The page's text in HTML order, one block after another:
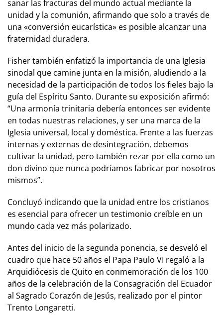
sanar las fracturas del mundo actual mediante la
unidad y la comunión, afirmando que solo a través de
una «conversión eucarística» es posible alcanzar una
fraternidad duradera.
Fisher también enfatizó la importancia de una Iglesia
sinodal que camine junta en la misión, aludiendo a la
necesidad de la participación de todos los fieles bajo la
guía del Espíritu Santo. Durante su exposición afirmó:
“Una armonía trinitaria debería entonces ser evidente
en todas nuestras relaciones, y ser una marca de la
Iglesia universal, local y doméstica. Frente a las fuerzas
internas y externas de desintegración, debemos
cultivar la unidad, pero también rezar por ella como un
don divino que nunca podríamos fabricar por nosotros
mismos”.
Concluyó indicando que la unidad entre los cristianos
es esencial para ofrecer un testimonio creíble en un
mundo cada vez más polarizado.
Antes del inicio de la segunda ponencia, se desveló el
cuadro que hace 50 años el Papa Paulo VI regaló a la
Arquidiócesis de Quito en conmemoración de los 100
años de la celebración de la Consagración del Ecuador
al Sagrado Corazón de Jesús, realizado por el pintor
Trento Longaretti.